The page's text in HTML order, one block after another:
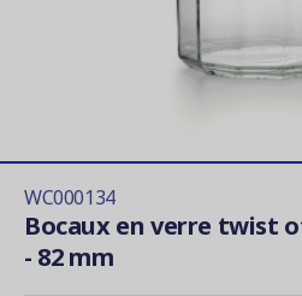
WC000134
Bocaux en verre twist
- 82 mm